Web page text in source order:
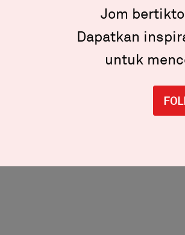
lah cuba survey mana yang
karpet pada bahagian rumah
Jom
Dapatkan
untuk